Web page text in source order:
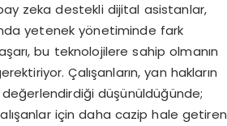
zeka destekli dijital asistanlar,
yetenek yönetiminde fark
bu teknolojilere sahip olmanın
Çalışanların, yan hakların
düşünüldüğünde;
için daha cazip hale getiren